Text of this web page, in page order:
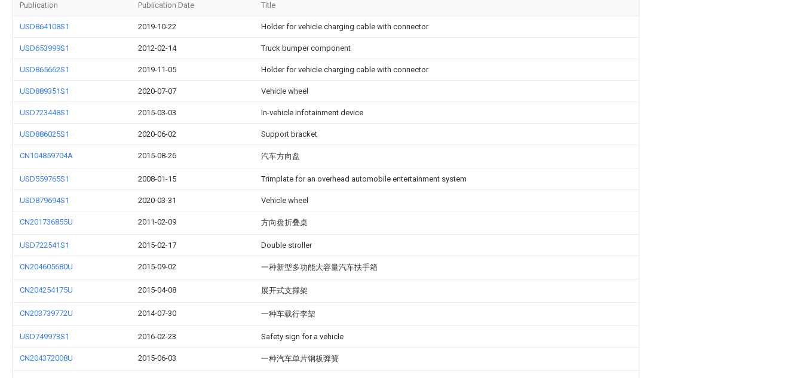
Publication Publication Date Title
USD864108S1 2019-10-22 Holder for vehicle charging cable with connector
USD653999S1 2012-02-14 Truck bumper component
USD865662S1 2019-11-05 Holder for vehicle charging cable with connector
USD889351S1 2020-07-07 Vehicle wheel
USD723448S1 2015-03-03 In-vehicle infotainment device
USD886025S1 2020-06-02 Support bracket
CN104859704A 2015-08-26 汽车方向盘
USD559765S1 2008-01-15 Trimplate for an overhead automobile entertainment system
USD879694S1 2020-03-31 Vehicle wheel
CN201736855U 2011-02-09 方向盘折叠桌
USD722541S1 2015-02-17 Double stroller
CN204605680U 2015-09-02 一种新型多功能大容量汽车扶手箱
CN204254175U 2015-04-08 展开式支撑架
CN203739772U 2014-07-30 一种车载行李架
USD749973S1 2016-02-23 Safety sign for a vehicle
CN204372008U 2015-06-03 一种汽车单片钢板弹簧